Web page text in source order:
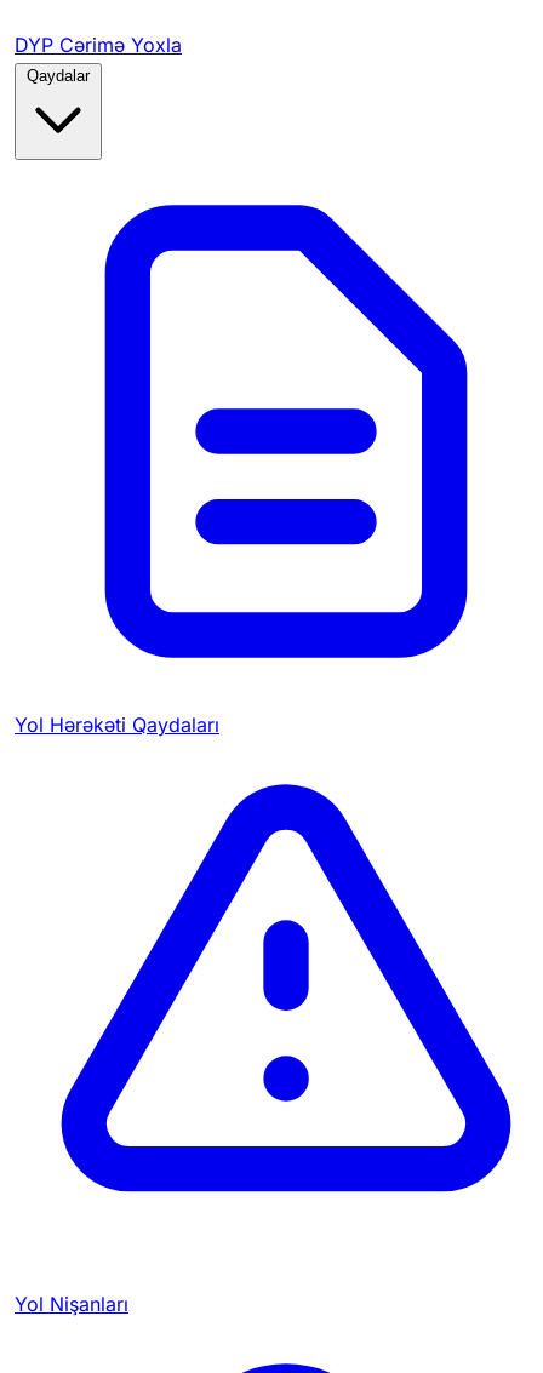
DYP Cərimə Yoxla
Qaydalar
Yol Hərəkəti Qaydaları
Yol Nişanları